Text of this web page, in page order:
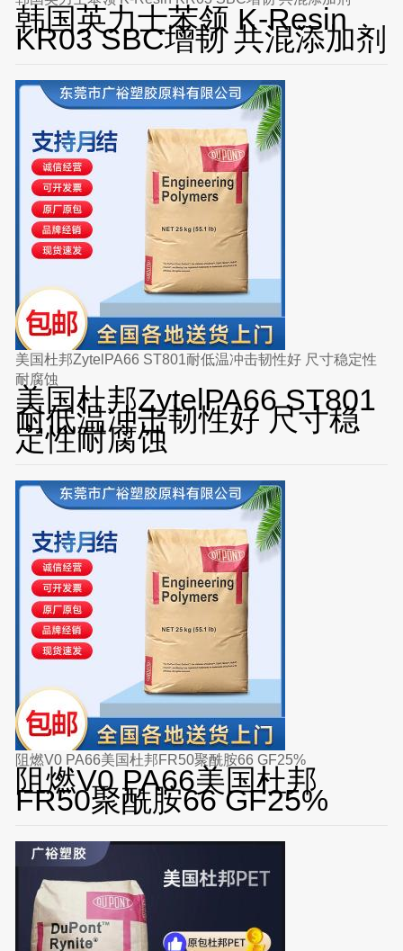
韩国英力士苯领 K-Resin
KR03 SBC增韧 共混添加剂
美国杜邦ZytelPA66 ST801耐低温冲击韧性好 尺寸稳定性
耐腐蚀
美国杜邦ZytelPA66 ST801
耐低温冲击韧性好 尺寸稳
定性耐腐蚀
阻燃V0 PA66美国杜邦FR50聚酰胺66 GF25%
阻燃V0 PA66美国杜邦
FR50聚酰胺66 GF25%